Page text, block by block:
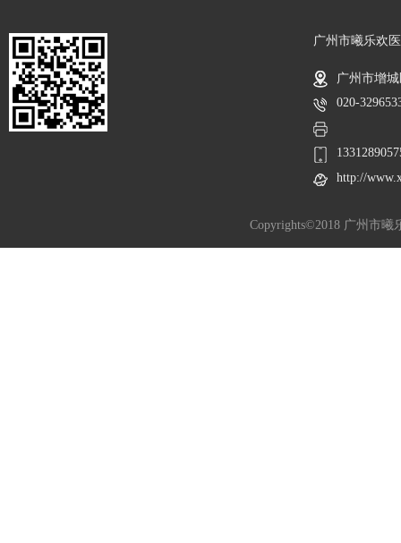
广州市曦乐欢
广州市增
020-
http://
Copyrights©2018 广州市曦